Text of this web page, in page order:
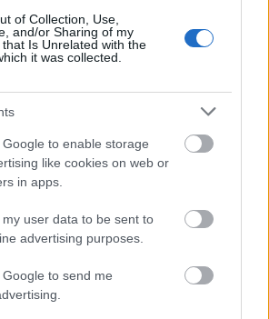
of Collection, Use,
and/or Sharing of my
Is Unrelated with the
it was collected.
to enable storage
like cookies on web or
in apps.
user data to be sent to
advertising purposes.
to send me
σε τουριστικά καταλύματα
στο πρόγραμμα.
του προγράμματος θα
αυξημένες δυνατότητες
παροχών από τους δικαιούχους.
κάνουν οι